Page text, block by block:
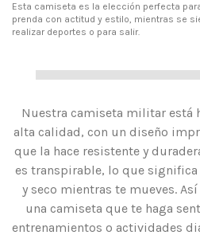
Esta camiseta es la elección perfecta
prenda con actitud y estilo, mientras se
realizar deportes o para salir.
Nuestra camiseta militar está
alta calidad, con un diseño
que la hace resistente y
es transpirable, lo que
y seco mientras te mueves.
una camiseta que te haga
entrenamientos o actividades